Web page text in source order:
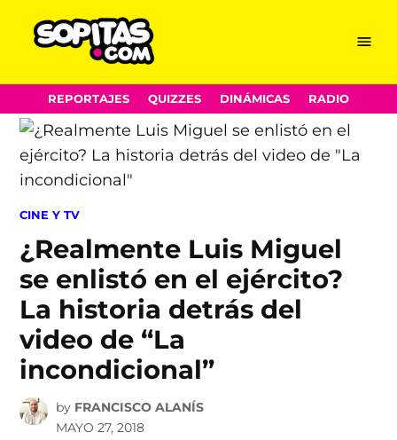
Skip
to
content
Menu
REPORTAJES QUIZZES DINÁMICAS RADIO
POSTED
CINE Y TV
¿Realmente Luis Miguel
se enlistó en el ejército?
La historia detrás del
video de “La
incondicional”
by FRANCISCO ALANÍS
MAYO 27, 2018